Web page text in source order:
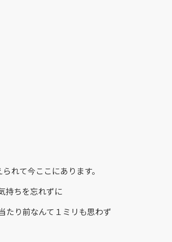
れて今ここにあります。
持ちを忘れずに
たり前なんて１ミリも思わず